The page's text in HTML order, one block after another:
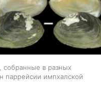
собранные в разных
паррейсии импхалской